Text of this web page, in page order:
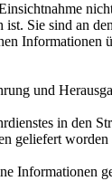
Sie sind an
Informationen
und
in den
geliefert
Informationen